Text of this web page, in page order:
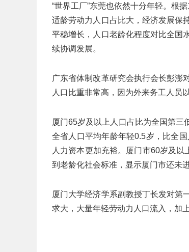
“世界工厂”东莞也依然十分年轻。根
适龄劳动力人口占比大，经济发展保
平稳增长，人口老龄化程度对比全国
续协调发展。
广东省体制改革研究会执行会长彭澎
人口比重非常高，因为外来务工人员
厦门65岁及以上人口占比为全国第三
全省人口平均年龄年轻0.5岁，比全
人力资本更加充裕。厦门市60岁及
到老龄化社会标准，显示厦门市还未
厦门大学经济学系副教授丁长发对第
求大，大量年轻劳动力人口流入，加